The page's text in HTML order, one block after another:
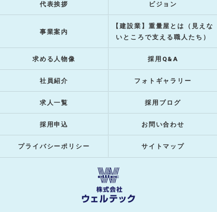
代表挨拶 ビジョン
事業案内
【建設業】重量屋とは（見えな
いところで支える職人たち）
求める人物像 採用Q&A
社員紹介 フォトギャラリー
求人一覧 採用ブログ
採用申込 お問い合わせ
プライバシーポリシー サイトマップ